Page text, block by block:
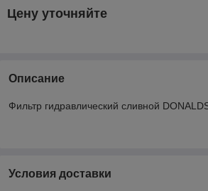
Цену уточняйте
Описание
Фильтр гидравлический сливной
Условия доставки